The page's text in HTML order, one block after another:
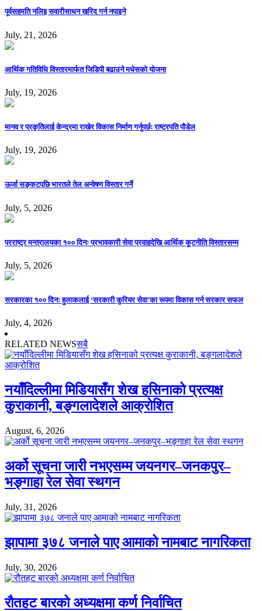
पूर्वसहमति नलिइ सवारीसाधन खरिद गर्न नपाइने
July, 21, 2026
आर्थिक गतिविधि विस्तारमार्फत जिडिपी बढाउने मधेसको योजना
July, 19, 2026
मानव र प्रकृतिलाई केन्द्रमा राखेर विकास निर्माण गर्नुपर्छः राष्ट्रपति पौडेल
July, 19, 2026
ऊर्जा सङ्कटपछि भारतले तेल अन्वेषण विस्तार गर्ने
July, 5, 2026
परराष्ट्र मन्त्रालयका १०० दिनः प्रभावकारी सेवा प्रवाहदेखि आर्थिक कूटनीति विस्तारसम्म
July, 5, 2026
सरकारका १०० दिनः हुलाकलाई ‘सरकारी कुरियर सेवा’का रूपमा विकास गर्न सरकार सफल
July, 4, 2026
RELATED NEWSसबै
नयाँदिल्लीमा मिडियासँग शेख हसिनाको प्रत्यक्ष
कुराकानी, बङ्गलादेशले आक्रोशित
August, 6, 2026
अर्को सूचना जारी नभएसम्म जयनगर–जनकपुर–
भङ्गाहा रेल सेवा स्थगन
July, 31, 2026
झापामा ३७८ जनाले पाए आमाको नामबाट नागरिकता
July, 30, 2026
रौतहट बारको अध्यक्षमा कर्ण निर्वाचित